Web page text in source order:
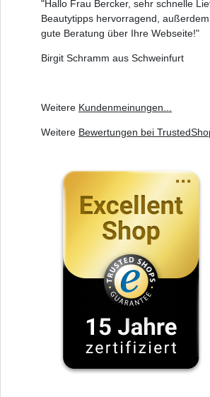
"Hallo Frau Bercker, sehr schnelle
Beautytipps hervorragend,
gute Beratung über Ihre Webseite!"
Birgit Schramm aus Schweinfurt
Weitere Kundenmeinungen...
Weitere Bewertungen bei